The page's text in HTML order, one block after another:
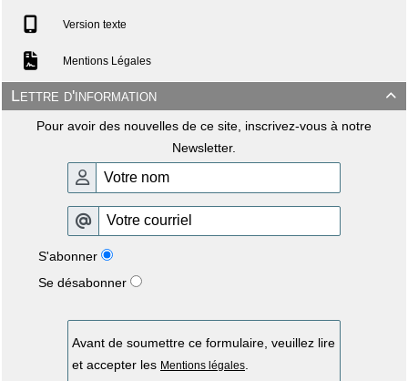
Version texte
Mentions Légales

Lettre d'information
Pour avoir des nouvelles de ce site, inscrivez-vous à notre
Newsletter.
S'abonner
Se désabonner
Avant de soumettre ce formulaire, veuillez lire
et accepter les Mentions légales